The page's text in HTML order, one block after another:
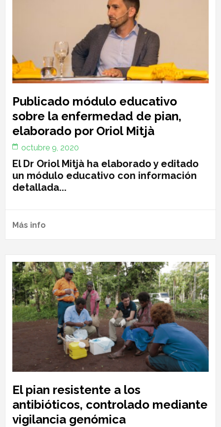
Publicado módulo educativo
sobre la enfermedad de pian,
elaborado por Oriol Mitjà
octubre 9, 2020
El Dr Oriol Mitjà ha elaborado y editado
un módulo educativo con información
detallada...
Más info
El pian resistente a los
antibióticos, controlado mediante
vigilancia genómica